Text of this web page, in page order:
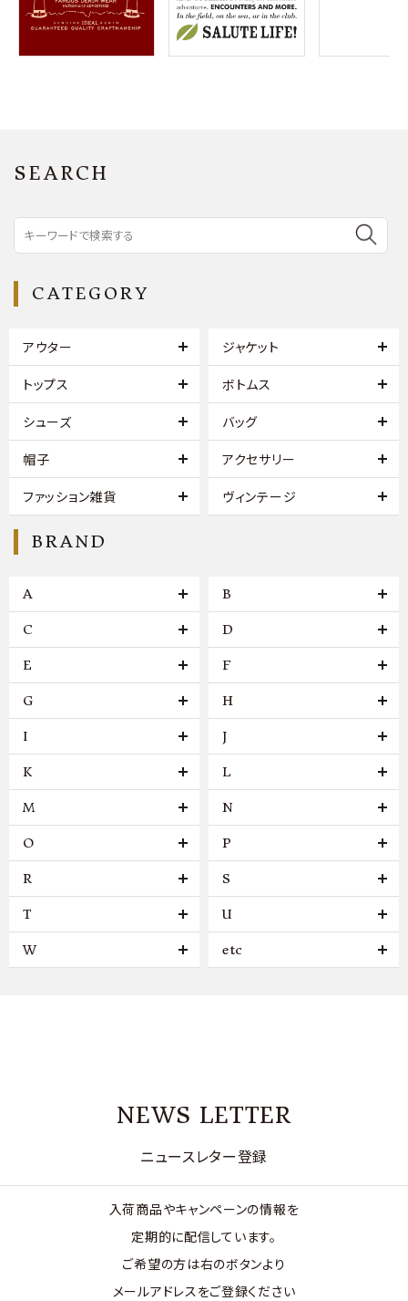
meeting_room ログイン 会員登録
SEARCH
CATEGORY
アウター ジャケット
トップス ボトムス
シューズ バッグ
帽子 アクセサリー
ファッション雑貨 ヴィンテージ
BRAND
A B
C D
E F
G H
I J
K L
M N
O P
R S
T U
W etc
NEWS LETTER
ニュースレター登録
入荷商品やキャンペーンの情報を
定期的に配信しています。
ご希望の方は右のボタンより
メールアドレスをご登録ください